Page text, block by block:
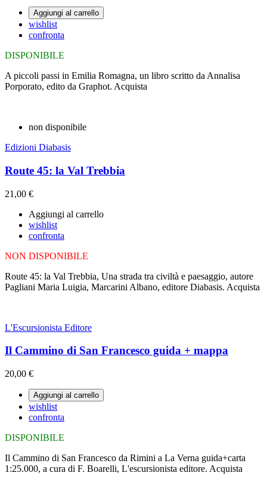
Aggiungi al carrello
wishlist
confronta
DISPONIBILE
A piccoli passi in Emilia Romagna, un libro scritto da Annalisa
Porporato, edito da Graphot. Acquista
non disponibile
Edizioni Diabasis
Route 45: la Val Trebbia
21,00 €
Aggiungi al carrello
wishlist
confronta
NON DISPONIBILE
Route 45: la Val Trebbia, Una strada tra civiltà e paesaggio, autore
Pagliani Maria Luigia, Marcarini Albano, editore Diabasis. Acquista
L'Escursionista Editore
Il Cammino di San Francesco guida + mappa
20,00 €
Aggiungi al carrello
wishlist
confronta
DISPONIBILE
Il Cammino di San Francesco da Rimini a La Verna guida+carta
1:25.000, a cura di F. Boarelli, L'escursionista editore. Acquista